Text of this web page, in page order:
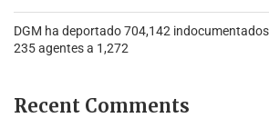
DGM ha deportado 704,142
235 agentes a 1,272
Recent Comments